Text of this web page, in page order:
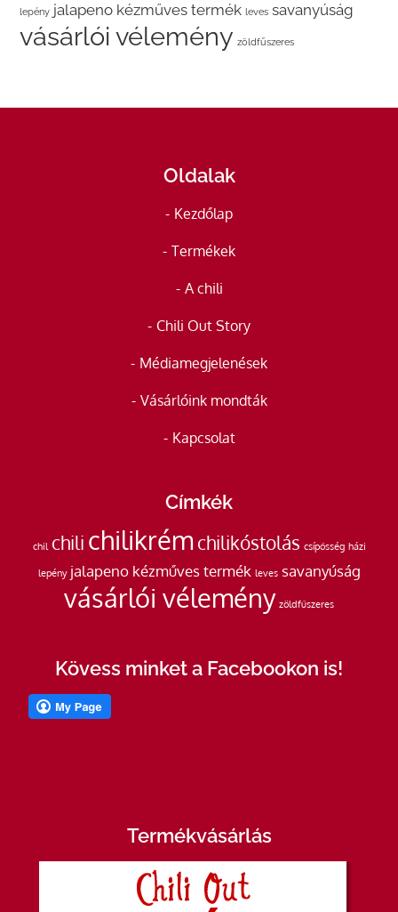
lepény jalapeno kézműves termék leves savanyúság
vásárlói vélemény zöldfűszeres
Oldalak
Kezdőlap
Termékek
A chili
Chili Out Story
Médiamegjelenések
Vásárlóink mondták
Kapcsolat
Címkék
chil chili chilikrém chilikóstolás csípősség házi
lepény jalapeno kézműves termék leves savanyúság
vásárlói vélemény zöldfűszeres
Kövess minket a Facebookon is!
Termékvásárlás